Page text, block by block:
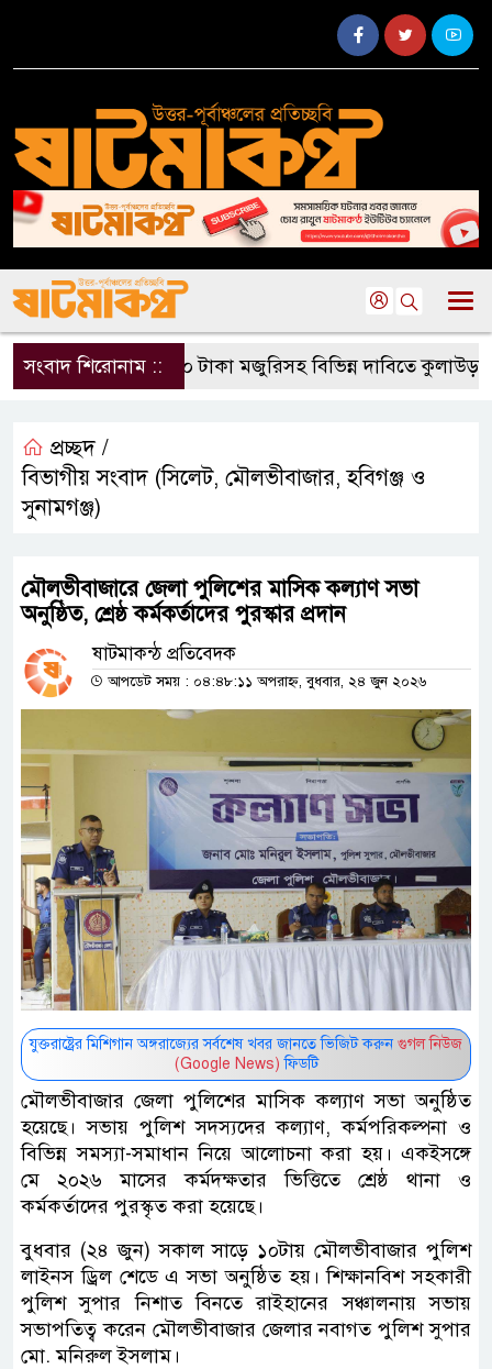
সংবাদ শিরোনাম ::৫০০ টাকা মজুরিসহ বিভিন্ন দাবিতে কুলাউড়ায়
প্রচ্ছদ /
বিভাগীয় সংবাদ (সিলেট, মৌলভীবাজার, হবিগঞ্জ ও
সুনামগঞ্জ)
মৌলভীবাজারে জেলা পুলিশের মাসিক কল্যাণ সভা
অনুষ্ঠিত, শ্রেষ্ঠ কর্মকর্তাদের পুরস্কার প্রদান
ষাটমাকন্ঠ প্রতিবেদক
আপডেট সময় : ০৪:৪৮:১১ অপরাহ্ন, বুধবার, ২৪ জুন ২০২৬
যুক্তরাষ্ট্রের মিশিগান অঙ্গরাজ্যের সর্বশেষ খবর জানতে ভিজিট করুন গুগল নিউজ
(Google News) ফিডটি
মৌলভীবাজার জেলা পুলিশের মাসিক কল্যাণ সভা অনুষ্ঠিত
হয়েছে। সভায় পুলিশ সদস্যদের কল্যাণ, কর্মপরিকল্পনা ও
বিভিন্ন সমস্যা-সমাধান নিয়ে আলোচনা করা হয়। একইসঙ্গে
মে ২০২৬ মাসের কর্মদক্ষতার ভিত্তিতে শ্রেষ্ঠ থানা ও
কর্মকর্তাদের পুরস্কৃত করা হয়েছে।
বুধবার (২৪ জুন) সকাল সাড়ে ১০টায় মৌলভীবাজার পুলিশ
লাইনস ড্রিল শেডে এ সভা অনুষ্ঠিত হয়। শিক্ষানবিশ সহকারী
পুলিশ সুপার নিশাত বিনতে রাইহানের সঞ্চালনায় সভায়
সভাপতিত্ব করেন মৌলভীবাজার জেলার নবাগত পুলিশ সুপার
মো. মনিরুল ইসলাম।